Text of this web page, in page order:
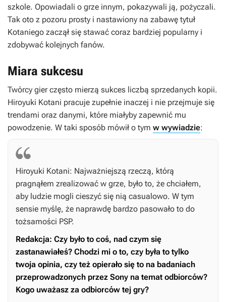
szkole. Opowiadali o grze innym, pokazywali ją, pożyczali.
Tak oto z pozoru prosty i nastawiony na zabawę tytuł
Kotaniego zaczął się stawać coraz bardziej popularny i
zdobywać kolejnych fanów.
Miara sukcesu
Twórcy gier często mierzą sukces liczbą sprzedanych kopii.
Hiroyuki Kotani pracuje zupełnie inaczej i nie przejmuje się
trendami oraz danymi, które miałyby zapewnić mu
powodzenie. W taki sposób mówił o tym w wywiadzie:
Hiroyuki Kotani: Najważniejszą rzeczą, którą
pragnąłem zrealizować w grze, było to, że chciałem,
aby ludzie mogli cieszyć się nią casualowo. W tym
sensie myślę, że naprawdę bardzo pasowało to do
tożsamości PSP.
Redakcja: Czy było to coś, nad czym się
zastanawiałeś? Chodzi mi o to, czy była to tylko
twoja opinia, czy też opierało się to na badaniach
przeprowadzonych przez Sony na temat odbiorców?
Kogo uważasz za odbiorców tej gry?